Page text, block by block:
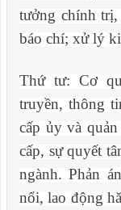
tưởng chính trị,
báo chí; xử lý
Thứ tư: Cơ
truyền, thông
cấp ủy và
cấp, sự quyết
ngành. Phản
nổi, lao động